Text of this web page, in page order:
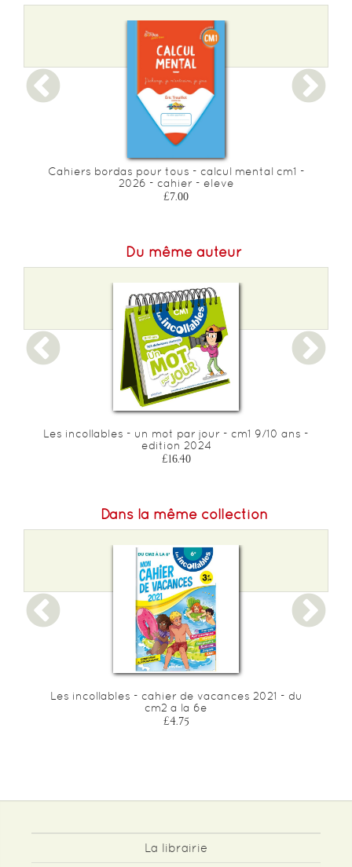
Cahiers bordas pour tous - calcul mental cm1 -
2026 - cahier - eleve
£7.00
Du même auteur
Les incollables - un mot par jour - cm1 9/10 ans -
edition 2024
£16.40
Dans la même collection
Les incollables - cahier de vacances 2021 - du
cm2 a la 6e
£4.75
La librairie